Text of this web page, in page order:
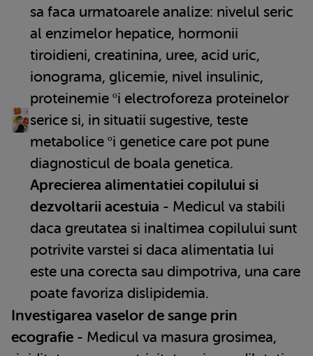
sa faca urmatoarele analize: nivelul seric
al enzimelor hepatice, hormonii
tiroidieni, creatinina, uree, acid uric,
ionograma, glicemie, nivel insulinic,
proteinemie ºi electroforeza proteinelor
serice si, in situatii sugestive, teste
metabolice ºi genetice care pot pune
diagnosticul de boala genetica.
Aprecierea alimentatiei copilului si
dezvoltarii acestuia - Medicul va stabili
daca greutatea si inaltimea copilului sunt
potrivite varstei si daca alimentatia lui
este una corecta sau dimpotriva, una care
poate favoriza dislipidemia.
Investigarea vaselor de sange prin
ecografie - Medicul va masura grosimea,